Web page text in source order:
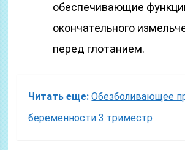
обеспечивающие
окончательного
перед глотанием.
Читать еще: Обезболивающее
беременности 3 триместр